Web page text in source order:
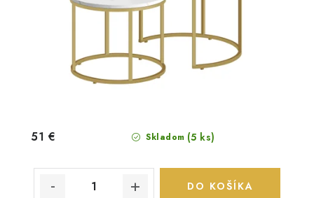
Skladom (5 ks)
51 €
DO KOŠÍKA